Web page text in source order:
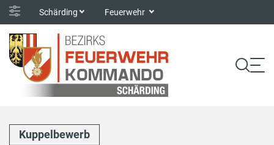
Schärding Feuerwehr
Kuppelbewerb